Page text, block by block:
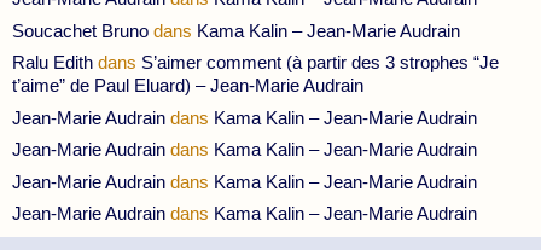
Soucachet Bruno dans Kama Kalin – Jean-Marie Audrain
Ralu Edith dans S’aimer comment (à partir des 3 strophes “Je
t’aime” de Paul Eluard) – Jean-Marie Audrain
Jean-Marie Audrain dans Kama Kalin – Jean-Marie Audrain
Jean-Marie Audrain dans Kama Kalin – Jean-Marie Audrain
Jean-Marie Audrain dans Kama Kalin – Jean-Marie Audrain
Jean-Marie Audrain dans Kama Kalin – Jean-Marie Audrain